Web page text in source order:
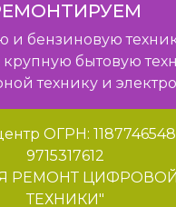
и бензиновую
бытовую
технику и
ОГРН:
9715317612
РЕМОНТ
ТЕХНИКИ"